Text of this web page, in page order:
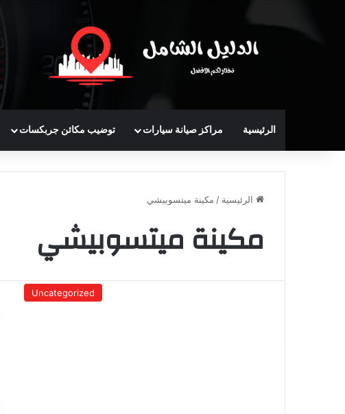
الرئيسية مراكز صيانة سيارات توضيب مكائن جربكسات
الرئيسية / مكينة ميتسوبيشي
مكينة ميتسوبيشي
Uncategorized